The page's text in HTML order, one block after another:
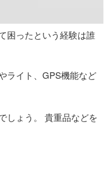
困ったという経験は誰
ライト、GPS機能など
しょう。 貴重品などを